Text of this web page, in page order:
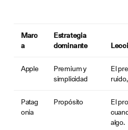
Marc
a
Estrategia
dominante
Apple
Premium y
simplicidad
El
Patag
onia
Propósito
El
algo.